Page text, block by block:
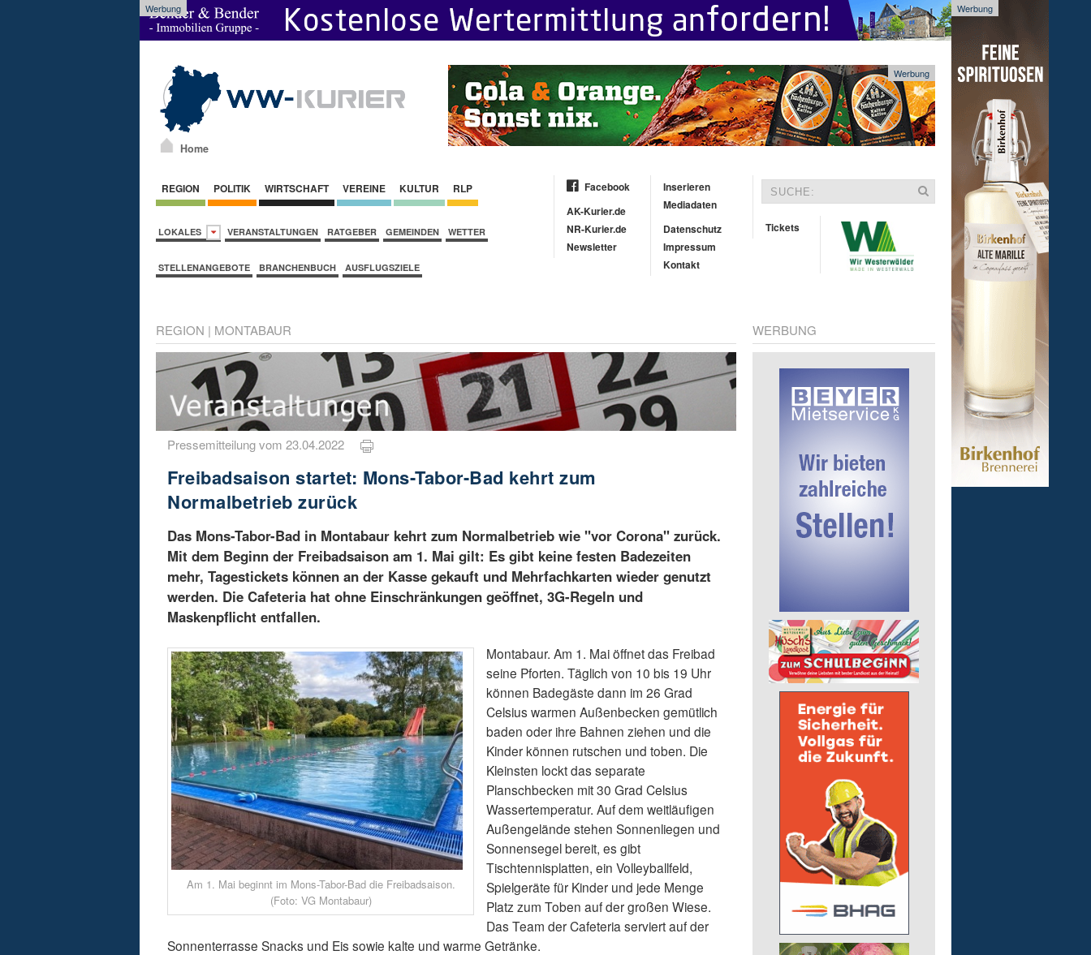
Werbung Werbung
Home
Werbung
REGION POLITIK WIRTSCHAFT VEREINE KULTUR RLP
LOKALES VERANSTALTUNGEN RATGEBER GEMEINDEN WETTER
STELLENANGEBOTE BRANCHENBUCH AUSFLUGSZIELE
Facebook
AK-Kurier.de
NR-Kurier.de
Newsletter
Inserieren
Mediadaten
Datenschutz
Impressum
Kontakt
Tickets
REGION | MONTABAUR
Pressemitteilung vom 23.04.2022
Freibadsaison startet: Mons-Tabor-Bad kehrt zum
Normalbetrieb zurück
Das Mons-Tabor-Bad in Montabaur kehrt zum Normalbetrieb wie "vor Corona" zurück.
Mit dem Beginn der Freibadsaison am 1. Mai gilt: Es gibt keine festen Badezeiten
mehr, Tagestickets können an der Kasse gekauft und Mehrfachkarten wieder genutzt
werden. Die Cafeteria hat ohne Einschränkungen geöffnet, 3G-Regeln und
Maskenpflicht entfallen.
Am 1. Mai beginnt im Mons-Tabor-Bad die Freibadsaison.
(Foto: VG Montabaur)
Montabaur. Am 1. Mai öffnet das Freibad
seine Pforten. Täglich von 10 bis 19 Uhr
können Badegäste dann im 26 Grad
Celsius warmen Außenbecken gemütlich
baden oder ihre Bahnen ziehen und die
Kinder können rutschen und toben. Die
Kleinsten lockt das separate
Planschbecken mit 30 Grad Celsius
Wassertemperatur. Auf dem weitläufigen
Außengelände stehen Sonnenliegen und
Sonnensegel bereit, es gibt
Tischtennisplatten, ein Volleyballfeld,
Spielgeräte für Kinder und jede Menge
Platz zum Toben auf der großen Wiese.
Das Team der Cafeteria serviert auf der
Sonnenterrasse Snacks und Eis sowie kalte und warme Getränke.
WERBUNG